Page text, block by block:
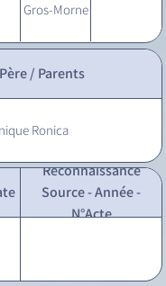
Gros-Morne
/ Parents
Ronica
Reconnaissance
Source - Année -
N°Acte